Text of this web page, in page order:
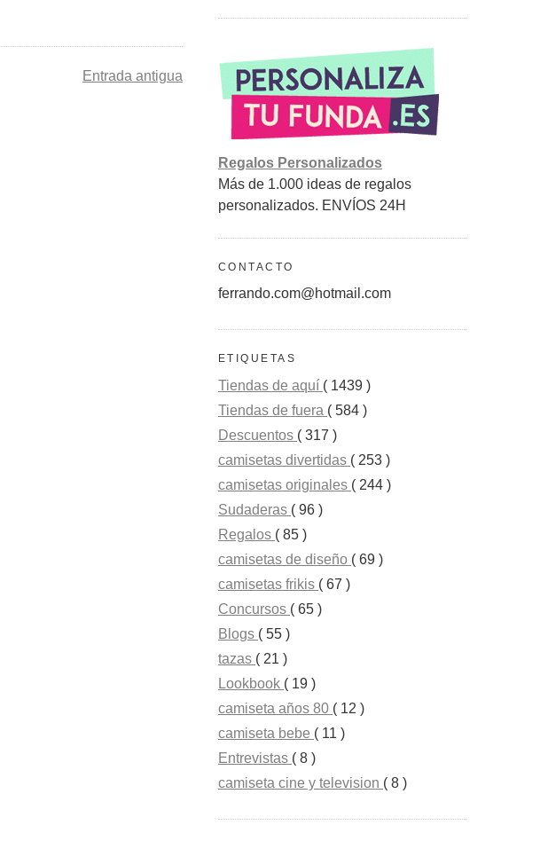
Entrada antigua
Regalos Personalizados
Más de 1.000 ideas de regalos
personalizados. ENVÍOS 24H
CONTACTO
ferrando.com@hotmail.com
ETIQUETAS
Tiendas de aquí ( 1439 )
Tiendas de fuera ( 584 )
Descuentos ( 317 )
camisetas divertidas ( 253 )
camisetas originales ( 244 )
Sudaderas ( 96 )
Regalos ( 85 )
camisetas de diseño ( 69 )
camisetas frikis ( 67 )
Concursos ( 65 )
Blogs ( 55 )
tazas ( 21 )
Lookbook ( 19 )
camiseta años 80 ( 12 )
camiseta bebe ( 11 )
Entrevistas ( 8 )
camiseta cine y television ( 8 )